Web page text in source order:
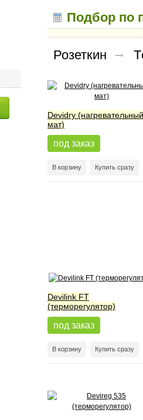
Подбор по
Розеткин
Devidry (нагревательный
мат)
под заказ
В корзину Купить сразу
Devilink FT
(терморегулятор)
под заказ
В корзину Купить сразу